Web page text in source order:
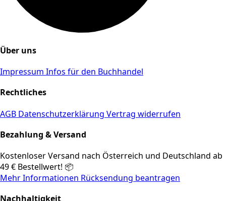
Über uns
Impressum Infos für den Buchhandel
Rechtliches
AGB Datenschutzerklärung Vertrag widerrufen
Bezahlung & Versand
Kostenloser Versand nach Österreich und Deutschland ab
49 € Bestellwert! 📦
Mehr Informationen Rücksendung beantragen
Nachhaltigkeit